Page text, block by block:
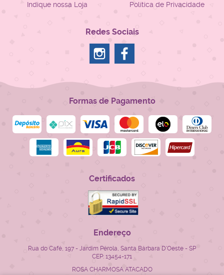
Indique nossa Loja
Política de Privacidade
Redes Sociais
Formas de Pagamento
Certificados
Endereço
Rua do Café, 197 - Jardim Pérola, Santa Bárbara D'Oeste - SP
CEP: 13454-171
ROSA CHARMOSA ATACADO